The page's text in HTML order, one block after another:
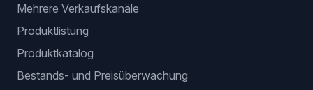
Mehrere Verkaufskanäle
Produktlistung
Produktkatalog
Bestands- und Preisüberwachung